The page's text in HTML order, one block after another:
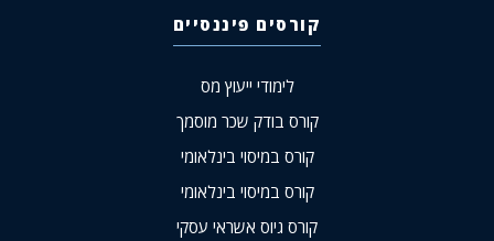
קורסים פיננסיים
לימודי ייעוץ מס
קורס בודק שכר מוסמך
קורס במיסוי בינלאומי
קורס במיסוי בינלאומי
קורס גיוס אשראי עסקי